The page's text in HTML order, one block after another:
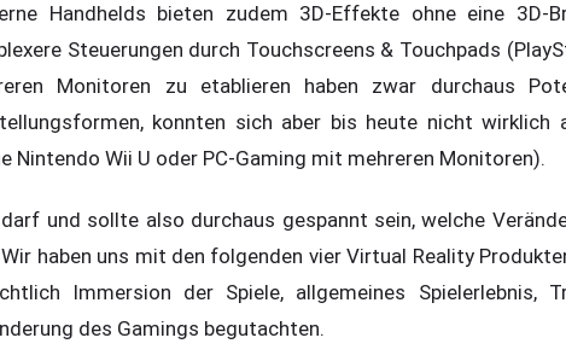
Handhelds bieten zudem 3D-Effekte ohne eine 3D-
Steuerungen durch Touchscreens & Touchpads
Monitoren zu etablieren haben zwar durchaus
konnten sich aber bis heute nicht wirklich
Nintendo Wii U oder PC-Gaming mit mehreren Monitoren).
und sollte also durchaus gespannt sein, welche
haben uns mit den folgenden vier Virtual Reality
Immersion der Spiele, allgemeines
des Gamings begutachten.